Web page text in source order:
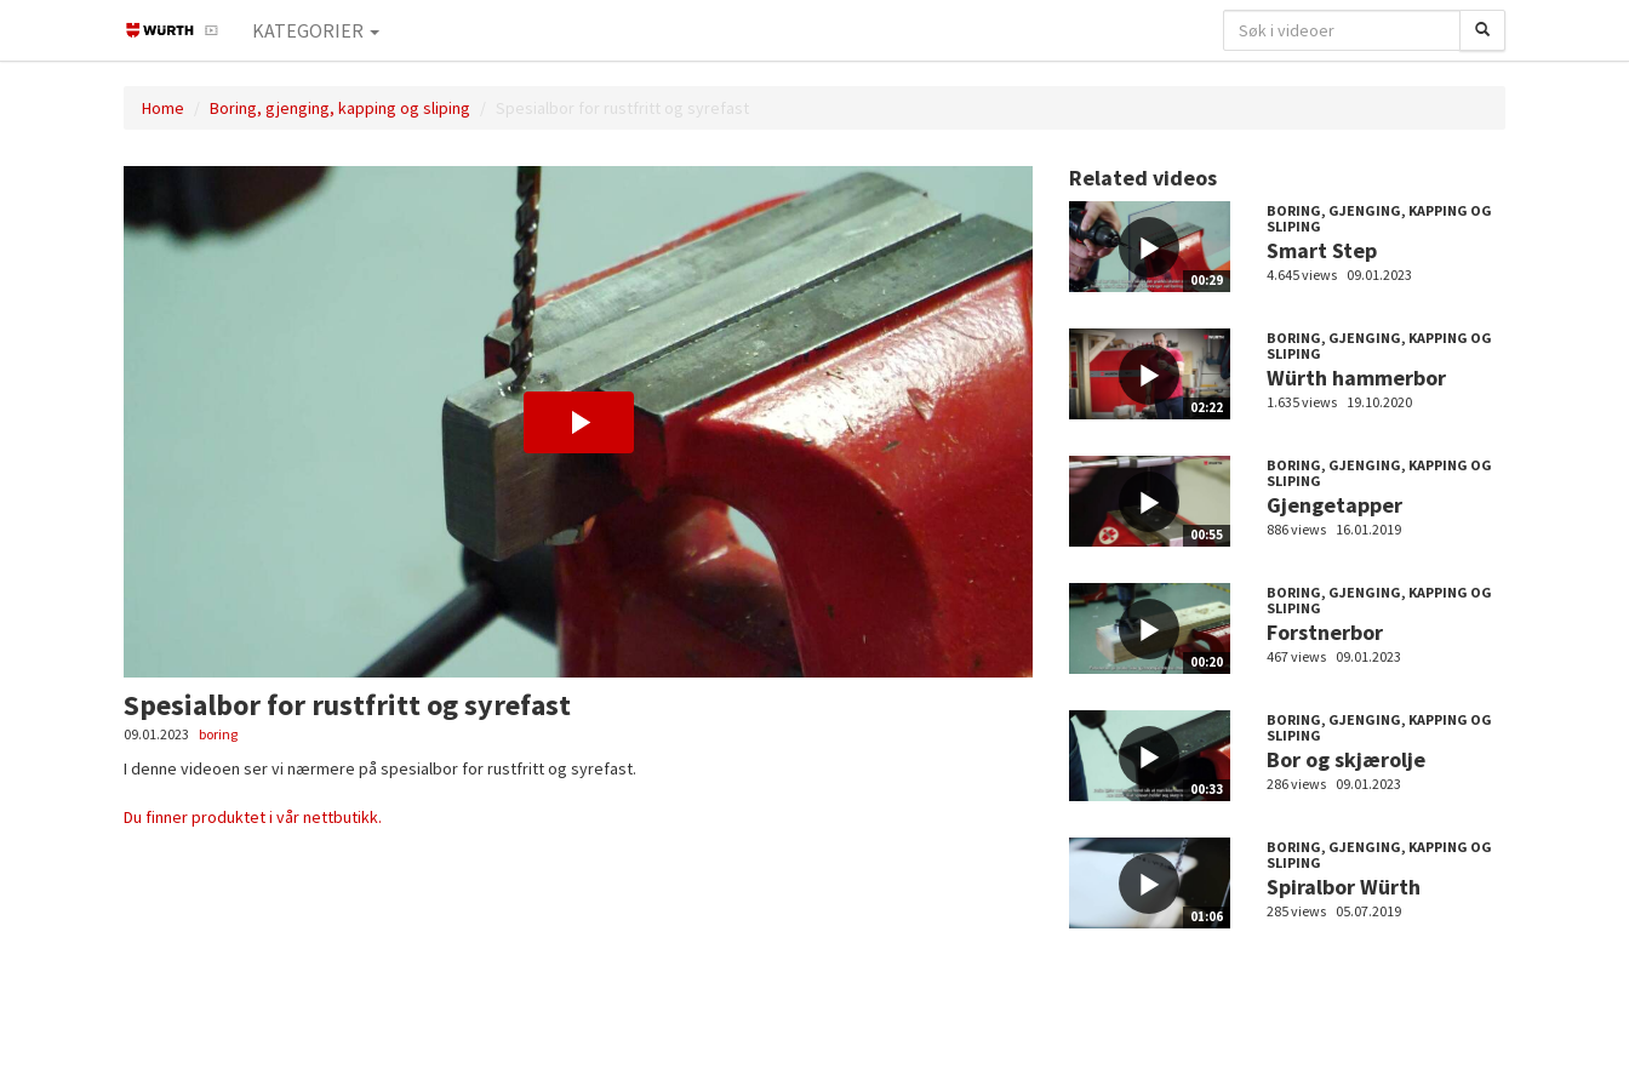
KATEGORIER
Home Boring, gjenging, kapping og sliping Spesialbor for rustfritt og syrefast
Spesialbor for rustfritt og syrefast
09.01.2023 boring
I denne videoen ser vi nærmere på spesialbor for rustfritt og syrefast.
Du finner produktet i vår nettbutikk.
Related videos
00:29
BORING, GJENGING, KAPPING OG
SLIPING
Smart Step
4.645 views 09.01.2023
02:22
BORING, GJENGING, KAPPING OG
SLIPING
Würth hammerbor
1.635 views 19.10.2020
00:55
BORING, GJENGING, KAPPING OG
SLIPING
Gjengetapper
886 views 16.01.2019
00:20
BORING, GJENGING, KAPPING OG
SLIPING
Forstnerbor
467 views 09.01.2023
00:33
BORING, GJENGING, KAPPING OG
SLIPING
Bor og skjærolje
286 views 09.01.2023
01:06
BORING, GJENGING, KAPPING OG
SLIPING
Spiralbor Würth
285 views 05.07.2019